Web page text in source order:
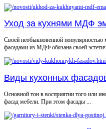
Уход за кухнями МДФ
Своей необыкновенной
фасадами из МДФ обязана своей
Виды кухонных
Основной тон в восприятии того или
фасад мебели. При этом фасады ...